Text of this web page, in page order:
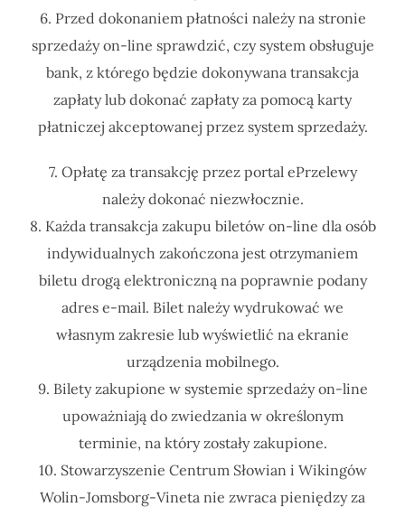
6. Przed dokonaniem płatności należy na stronie
sprzedaży on-line sprawdzić, czy system obsługuje
bank, z którego będzie dokonywana transakcja
zapłaty lub dokonać zapłaty za pomocą karty
płatniczej akceptowanej przez system sprzedaży.
7. Opłatę za transakcję przez portal ePrzelewy
należy dokonać niezwłocznie.
8. Każda transakcja zakupu biletów on-line dla osób
indywidualnych zakończona jest otrzymaniem
biletu drogą elektroniczną na poprawnie podany
adres e-mail. Bilet należy wydrukować we
własnym zakresie lub wyświetlić na ekranie
urządzenia mobilnego.
9. Bilety zakupione w systemie sprzedaży on-line
upoważniają do zwiedzania w określonym
terminie, na który zostały zakupione.
10. Stowarzyszenie Centrum Słowian i Wikingów
Wolin-Jomsborg-Vineta nie zwraca pieniędzy za